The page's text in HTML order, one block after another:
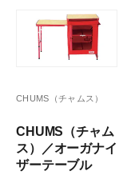
CHUMS（チャムス）
CHUMS（チャム
ス）／オーガナイ
ザーテーブル